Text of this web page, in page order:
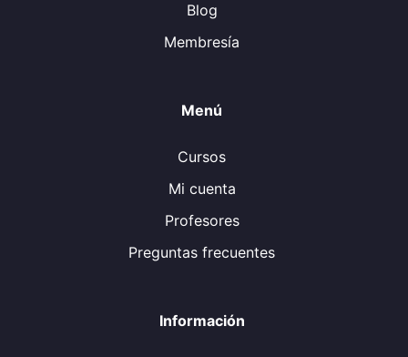
Blog
Membresía
Menú
Cursos
Mi cuenta
Profesores
Preguntas frecuentes
Información